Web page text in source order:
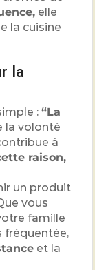
elle
la cuisine
la
: “La
la volonté
à
raison,
un produit
vous
famille
fréquentée,
et la